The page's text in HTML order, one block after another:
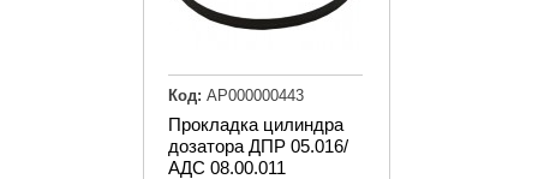
Прокладка цилиндра
дозатора ДПР 05.016/
АДС 08.00.011
Код: АР000000443